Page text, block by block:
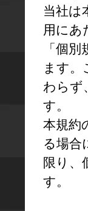
当社は
用にあ
「個
ます。
わらず
す。
本規約
る場合
限り、
す。